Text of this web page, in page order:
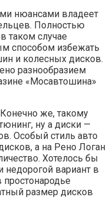
нюансами владеет
Полностью
таком случае
способом избежать
и колесных дисков.
разнообразием
«Мосавтошина»
же, такому
ну а диски —
Особый стиль авто
а на Рено Логан
Хотелось бы
недорогой вариант в
размер дисков